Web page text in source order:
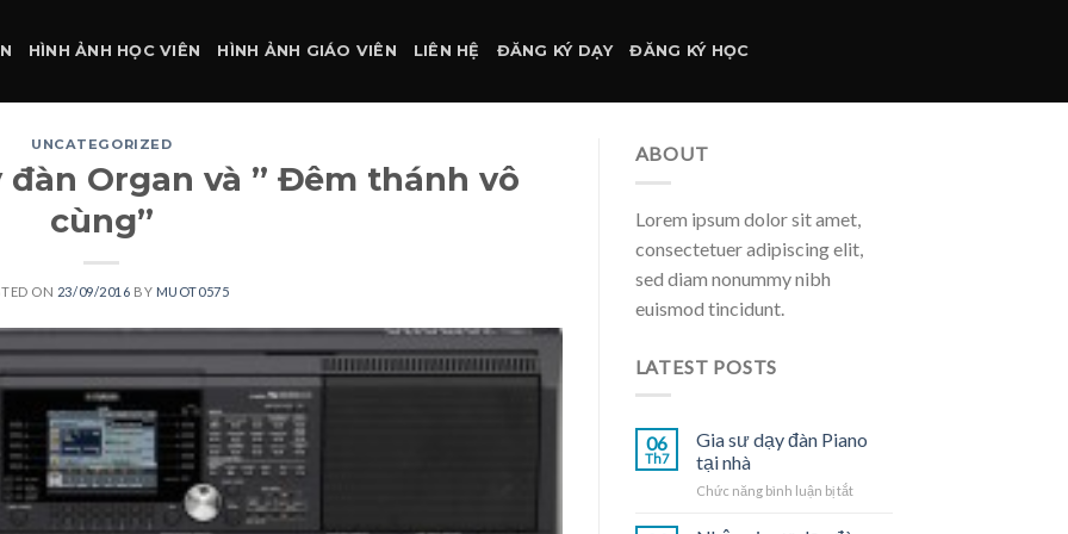
HÌNH ẢNH HỌC VIÊN HÌNH ẢNH GIÁO VIÊN LIÊN HỆ ĐĂNG KÝ DẠY ĐĂNG KÝ HỌC
UNCATEGORIZED
đàn Organ và ” Đêm thánh vô
cùng”
ON 23/09/2016 BY MUOT0575
ABOUT
Lorem ipsum dolor sit amet,
consectetuer adipiscing elit,
sed diam nonummy nibh
euismod tincidunt.
LATEST POSTS
06
Th7
Gia sư dạy đàn Piano
tại nhà
Chức năng bình luận bị tắtở